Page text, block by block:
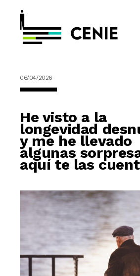
06/04/2026
He visto a la
longevidad
y me he llevado
algunas
aquí te las